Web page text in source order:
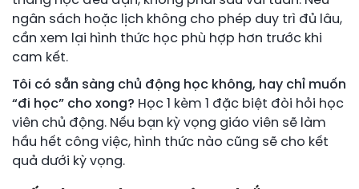
ngân sách hoặc lịch không cho phép duy trì đủ lâu,
cần xem lại hình thức học phù hợp hơn trước khi
cam kết.
Tôi có sẵn sàng chủ động học không, hay chỉ muốn
“đi học” cho xong? Học 1 kèm 1 đặc biệt đòi hỏi học
viên chủ động. Nếu bạn kỳ vọng giáo viên sẽ làm
hầu hết công việc, hình thức nào cũng sẽ cho kết
quả dưới kỳ vọng.